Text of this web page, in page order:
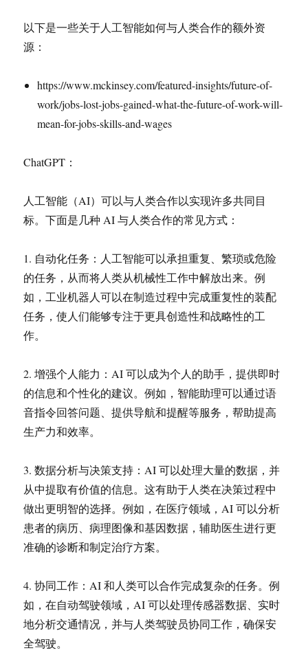
以下是一些关于人工智能如何与人类合作的额外资
源：
https://www.mckinsey.com/featured-insights/future-of-
work/jobs-lost-jobs-gained-what-the-future-of-work-will-
mean-for-jobs-skills-and-wages
ChatGPT：
人工智能（AI）可以与人类合作以实现许多共同目
标。下面是几种 AI 与人类合作的常见方式：
1. 自动化任务：人工智能可以承担重复、繁琐或危险
的任务，从而将人类从机械性工作中解放出来。例
如，工业机器人可以在制造过程中完成重复性的装配
任务，使人们能够专注于更具创造性和战略性的工
作。
2. 增强个人能力：AI 可以成为个人的助手，提供即时
的信息和个性化的建议。例如，智能助理可以通过语
音指令回答问题、提供导航和提醒等服务，帮助提高
生产力和效率。
3. 数据分析与决策支持：AI 可以处理大量的数据，并
从中提取有价值的信息。这有助于人类在决策过程中
做出更明智的选择。例如，在医疗领域，AI 可以分析
患者的病历、病理图像和基因数据，辅助医生进行更
准确的诊断和制定治疗方案。
4. 协同工作：AI 和人类可以合作完成复杂的任务。例
如，在自动驾驶领域，AI 可以处理传感器数据、实时
地分析交通情况，并与人类驾驶员协同工作，确保安
全驾驶。